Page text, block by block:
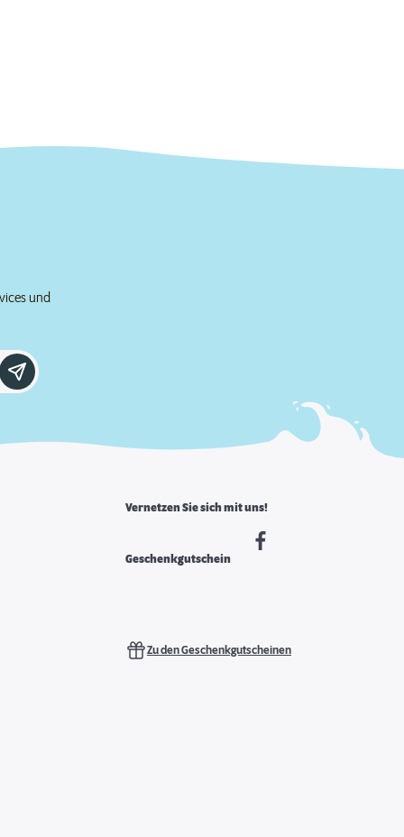
und
Vernetzen Sie sich mit uns!
Geschenkgutschein
Zu den Geschenkgutscheinen